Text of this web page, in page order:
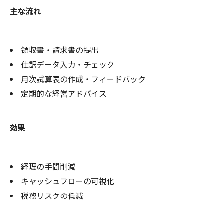
主な流れ
領収書・請求書の提出
仕訳データ入力・チェック
月次試算表の作成・フィードバック
定期的な経営アドバイス
効果
経理の手間削減
キャッシュフローの可視化
税務リスクの低減